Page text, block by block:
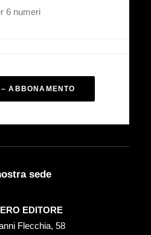
6 numeri
ABBONAMENTO
sede
EDITORE
Flecchia, 58